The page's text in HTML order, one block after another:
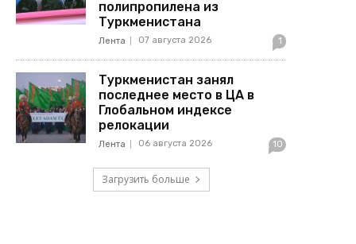
полипропилена из
Туркменистана
Лента 07 августа 2026 1
Туркменистан занял
последнее место в ЦА в
Глобальном индексе
релокации
Лента 06 августа 2026 10
Загрузить больше